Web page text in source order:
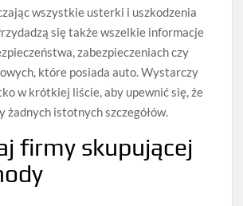
wszystkie usterki i uszkodzenia
się także wszelkie informacje
zabezpieczeniach czy
które posiada auto. Wystarczy
w krótkiej liście, aby upewnić się, że
żadnych istotnych szczegółów.
firmy skupującej